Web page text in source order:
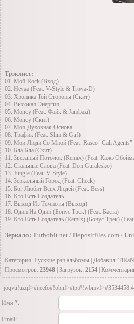
Трэклист:
01. Мой Rock (Вход)
02. Heyaa (Feat. V-Style & Trova-D)
03. Хроника Той Стороны (Скит)
04. Высокая Энергия
05. Money (Feat. Файк & Jambazi)
06. Money (Скит)
07. Моя Духовная Основа
08. Трафик (Feat. Slim & Guf)
09. Мои Люди Со Мной (Feat. Rasco "Cali
10. Бла Бла (Cкит)
11. Звёздный Потолок (Remix) (Feat. Кажэ
12. Стальные Слова (Feat. Don Guralesko)
13. Jungle (Feat. V-Style)
14. Зеркальный Город (Feat. Check)
15. Бог Любит Всех Людей (Feat. Bess)
16. Кто Есть Создатель
17. Выход Из Темноты (Выход)
18. Один На Один (Бонус Трек) (Feat. Баста)
19. Кто Есть Создатель (Remix) (Бонус Трек)
Зеркало: Turbobit.net / Depositfiles.com / U
Категория: Русккие рэп альбомы | Добавил:
Просмотров: 23948 | Загрузок: 2154 |
Имя *:
Email: